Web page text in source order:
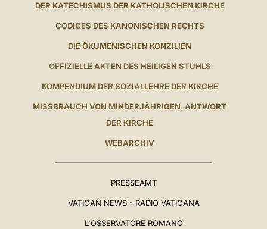
DER KATECHISMUS DER KATHOLISCHEN KIRCHE
CODICES DES KANONISCHEN RECHTS
DIE ÖKUMENISCHEN KONZILIEN
OFFIZIELLE AKTEN DES HEILIGEN STUHLS
KOMPENDIUM DER SOZIALLEHRE DER KIRCHE
MISSBRAUCH VON MINDERJÄHRIGEN. ANTWORT
DER KIRCHE
WEBARCHIV
PRESSEAMT
VATICAN NEWS - RADIO VATICANA
L'OSSERVATORE ROMANO